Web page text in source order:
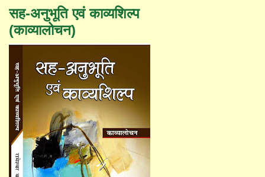
सह-अनुभूति एवं काव्यशिल्प
(काव्यालोचन)